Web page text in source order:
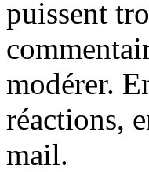
puissent
modérer.
réactions,
mail.